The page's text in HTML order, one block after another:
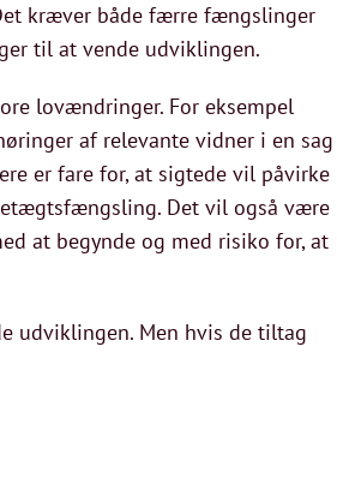
kræver både færre fængslinger
til at vende udviklingen.
lovændringer. For eksempel
af relevante vidner i en sag
er fare for, at sigtede vil påvirke
Det vil også være
at begynde og med risiko for, at
udviklingen. Men hvis de tiltag